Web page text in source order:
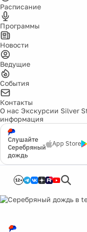
Расписание
Программы
Новости
Ведущие
События
Контакты
О нас Экскурсии Silver
информация
Слушайте
Серебряный
дождь
App Store
12+